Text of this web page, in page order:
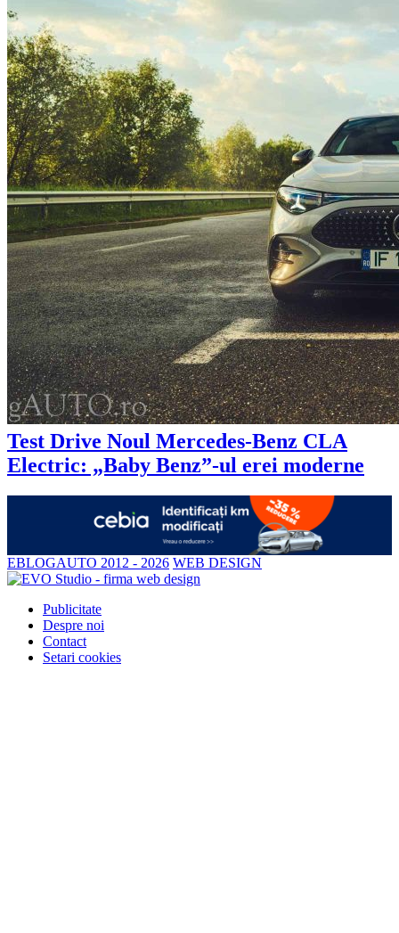
Test Drive Noul Mercedes-Benz CLA
Electric: „Baby Benz”-ul erei moderne
EBLOGAUTO 2012 - 2026 WEB DESIGN
Publicitate
Despre noi
Contact
Setari cookies